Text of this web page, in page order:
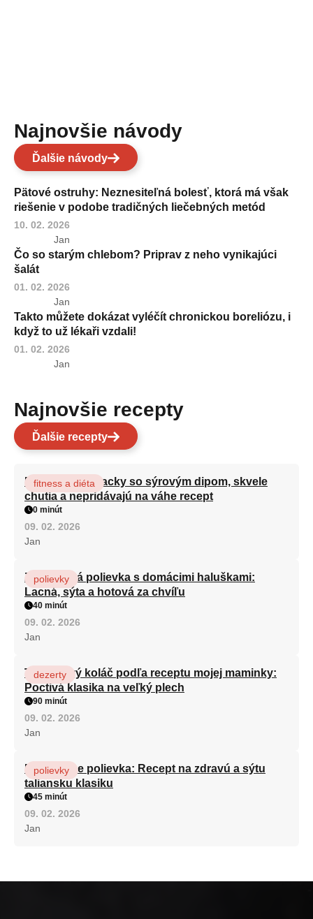
Najnovšie návody
Ďalšie návody
Pätové ostruhy: Neznesiteľná bolesť, ktorá má však
riešenie v podobe tradičných liečebných metód
10. 02. 2026
Jan
Čo so starým chlebom? Priprav z neho vynikajúci
šalát
01. 02. 2026
Jan
Takto můžete dokázat vyléčít chronickou boreliózu, i
když to už lékaři vzdali!
01. 02. 2026
Jan
Najnovšie recepty
Ďalšie recepty
Brokolicové placky so sýrovým dipom, skvele
chutia a nepridávajú na váhe recept
fitness a diéta
0 minút
09. 02. 2026
Jan
Zeleninová polievka s domácimi haluškami:
Lacná, sýta a hotová za chvíľu
polievky
40 minút
09. 02. 2026
Jan
Tvarohový koláč podľa receptu mojej maminky:
Poctivá klasika na veľký plech
dezerty
90 minút
09. 02. 2026
Jan
Minestrone polievka: Recept na zdravú a sýtu
taliansku klasiku
polievky
45 minút
09. 02. 2026
Jan